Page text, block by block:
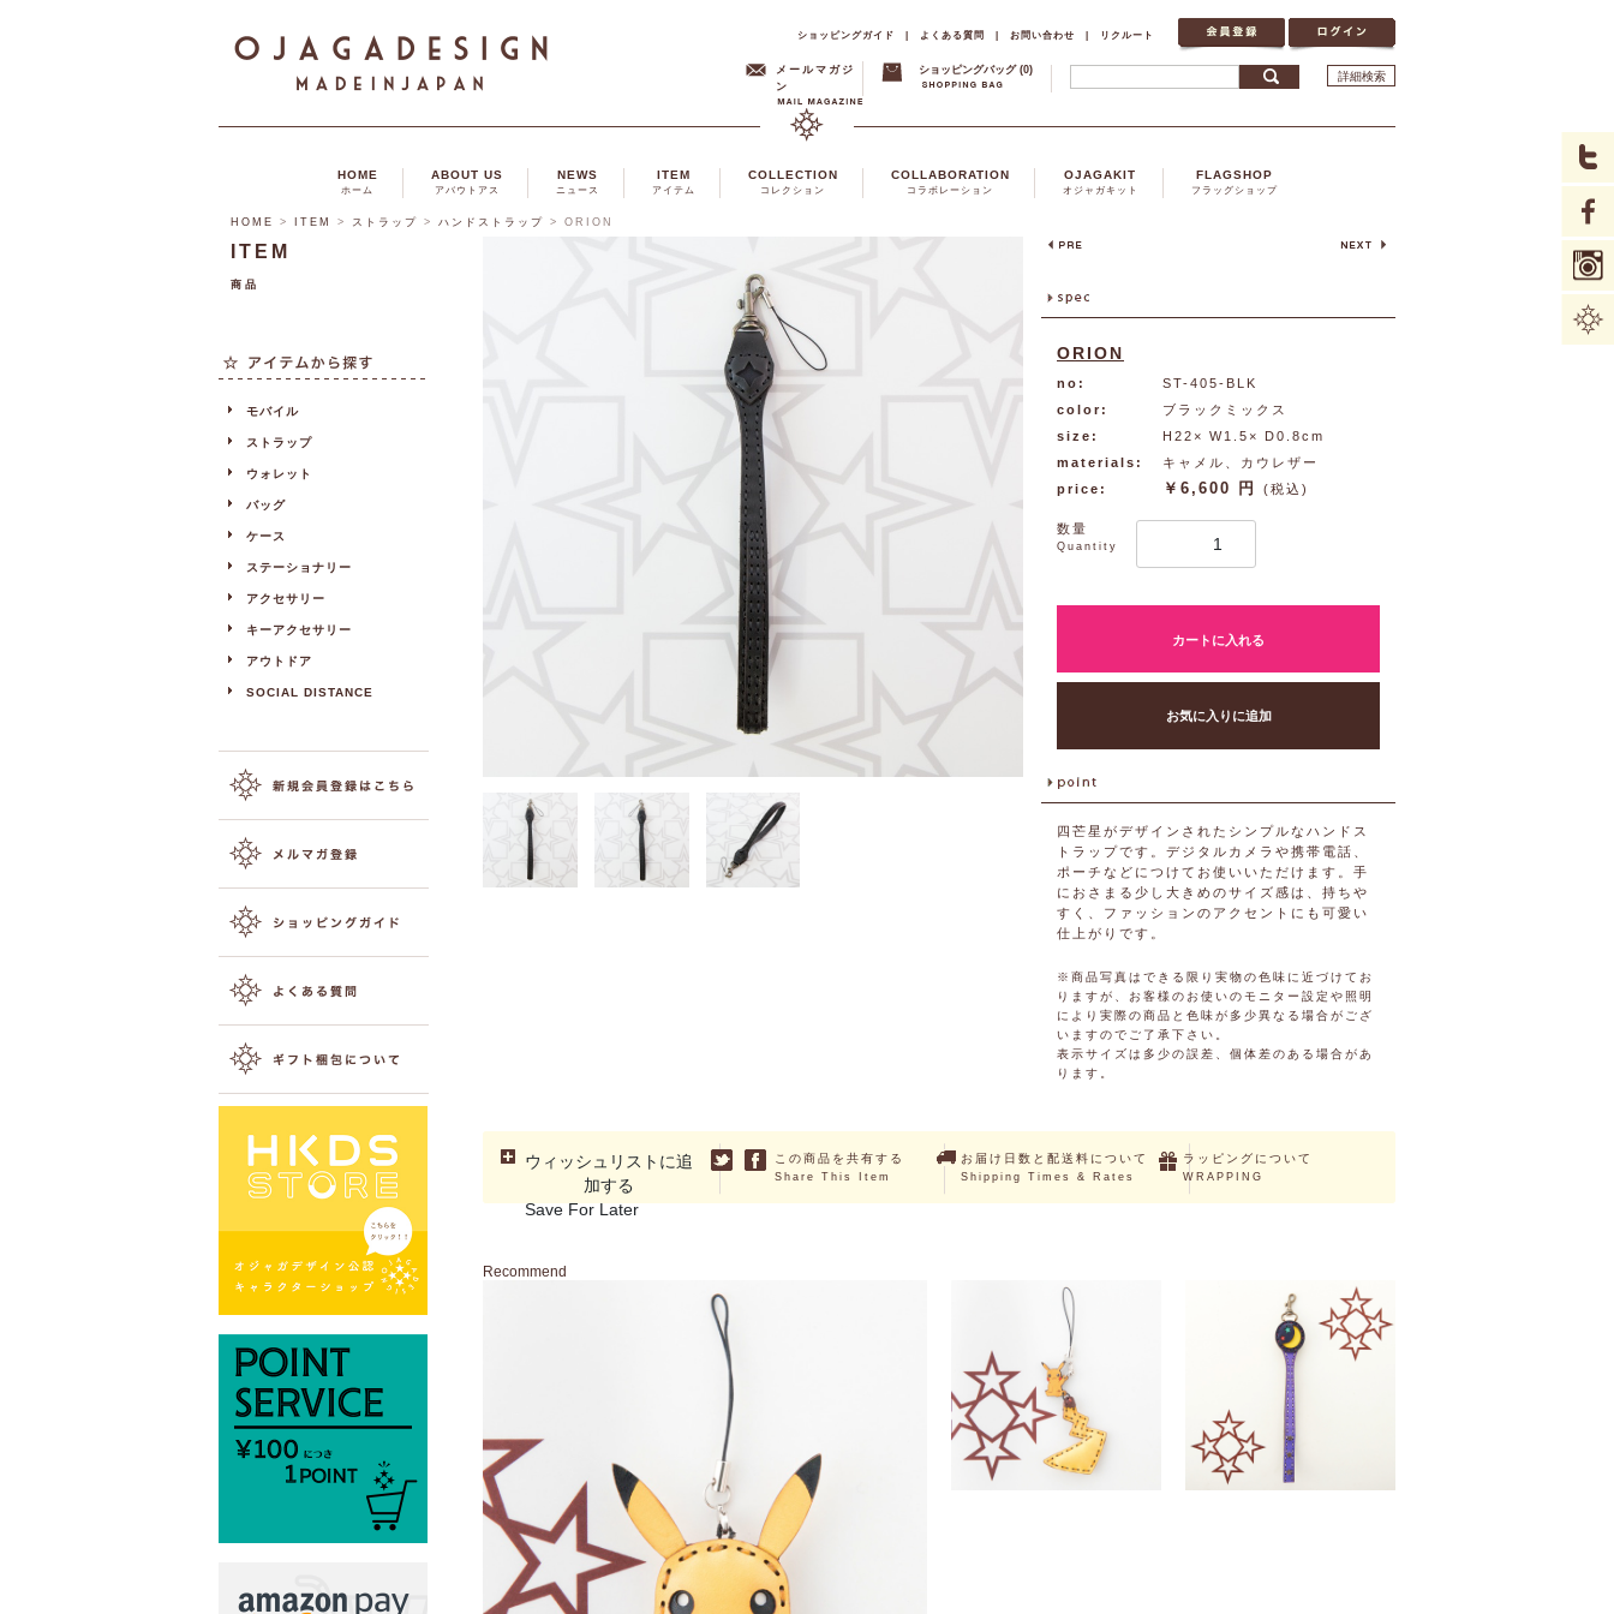
ショッピングガイド | よくある質問 | お問い合わせ | リクルート
メールマガジ
ン
ショッピングバッグ (0) 詳細検索
HOME
ホーム
ABOUT US
アバウトアス
NEWS
ニュース
ITEM
アイテム
COLLECTION
コレクション
COLLABORATION
コラボレーション
OJAGAKIT
オジャガキット
FLAGSHOP
フラッグショップ
HOME > ITEM > ストラップ > ハンドストラップ > ORION
ORION
no:
ST-405-BLK
color:
ブラックミックス
size:
H22× W1.5× D0.8cm
materials:
キャメル、カウレザー
price:
￥6,600 円 (税込)
数量
Quantity
カートに入れる
お気に入りに追加
四芒星がデザインされたシンプルなハンドス
トラップです。デジタルカメラや携帯電話、
ポーチなどにつけてお使いいただけます。手
におさまる少し大きめのサイズ感は、持ちや
すく、ファッションのアクセントにも可愛い
仕上がりです。
※商品写真はできる限り実物の色味に近づけてお
りますが、お客様のお使いのモニター設定や照明
により実際の商品と色味が多少異なる場合がござ
いますのでご了承下さい。
表示サイズは多少の誤差、個体差のある場合があ
ります。
ウィッシュリストに追
加する
Save For Later
この商品を共有する
Share This Item
お届け日数と配送料について
Shipping Times & Rates
ラッピングについて
WRAPPING
Recommend
ITEM
商品
モバイル
ストラップ
ウォレット
バッグ
ケース
ステーショナリー
アクセサリー
キーアクセサリー
アウトドア
SOCIAL DISTANCE